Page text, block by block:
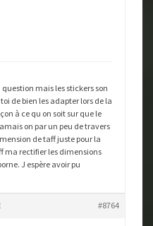
mais les stickers son
de bien les adapter lors de la
à ce qu on soit sur que le
on par un peu de travers
de taff juste pour la
ma rectifier les dimensions
J espère avoir pu
#8764